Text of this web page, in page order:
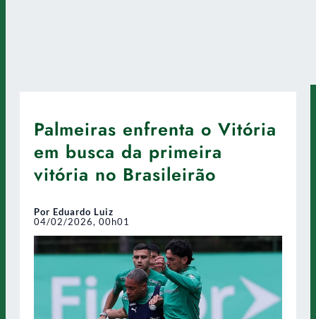
Palmeiras enfrenta o Vitória
em busca da primeira
vitória no Brasileirão
Por Eduardo Luiz
04/02/2026, 00h01